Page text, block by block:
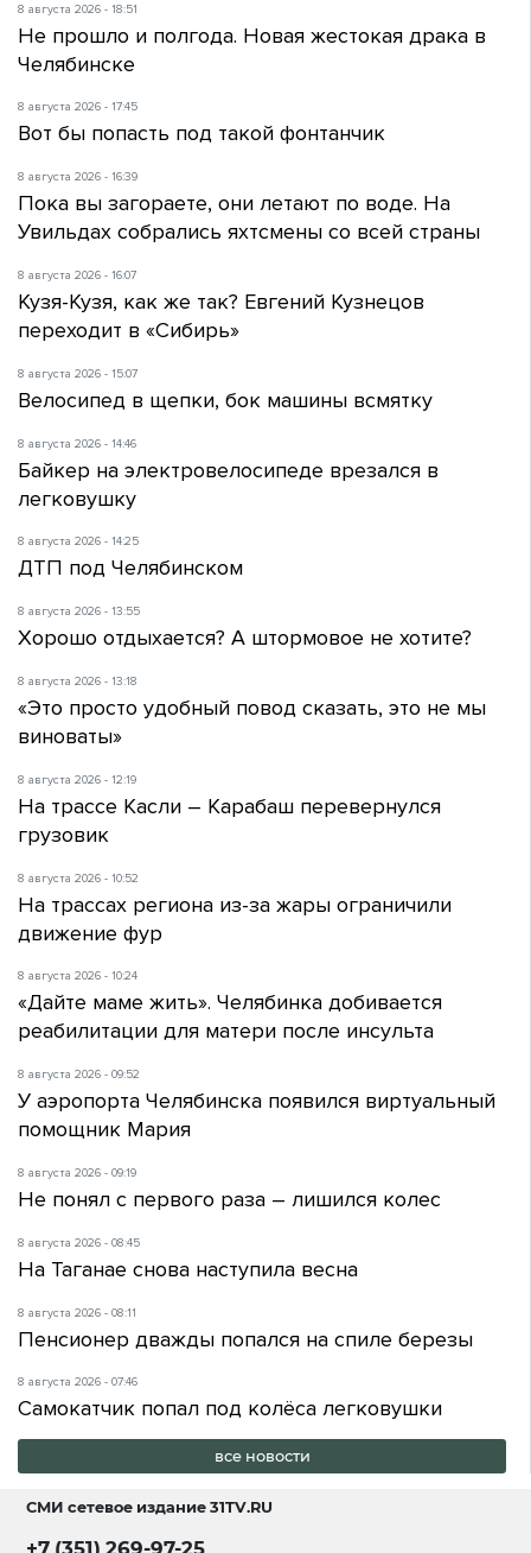
8 августа 2026 - 18:51
Не прошло и полгода. Новая жестокая драка в
Челябинске
8 августа 2026 - 17:45
Вот бы попасть под такой фонтанчик
8 августа 2026 - 16:39
Пока вы загораете, они летают по воде. На
Увильдах собрались яхтсмены со всей страны
8 августа 2026 - 16:07
Кузя-Кузя, как же так? Евгений Кузнецов
переходит в «Сибирь»
8 августа 2026 - 15:07
Велосипед в щепки, бок машины всмятку
8 августа 2026 - 14:46
Байкер на электровелосипеде врезался в
легковушку
8 августа 2026 - 14:25
ДТП под Челябинском
8 августа 2026 - 13:55
Хорошо отдыхается? А штормовое не хотите?
8 августа 2026 - 13:18
«Это просто удобный повод сказать, это не мы
виноваты»
8 августа 2026 - 12:19
На трассе Касли – Карабаш перевернулся
грузовик
8 августа 2026 - 10:52
На трассах региона из-за жары ограничили
движение фур
8 августа 2026 - 10:24
«Дайте маме жить». Челябинка добивается
реабилитации для матери после инсульта
8 августа 2026 - 09:52
У аэропорта Челябинска появился виртуальный
помощник Мария
8 августа 2026 - 09:19
Не понял с первого раза – лишился колес
8 августа 2026 - 08:45
На Таганае снова наступила весна
8 августа 2026 - 08:11
Пенсионер дважды попался на спиле березы
8 августа 2026 - 07:46
Самокатчик попал под колёса легковушки
все новости
СМИ сетевое издание31TV.RU
+7 (351) 269-97-25